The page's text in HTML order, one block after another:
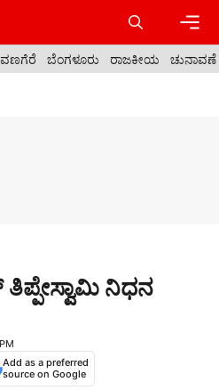
ಬೆಂಗಳೂರು ರಾಜಕೀಯ ಚುನಾವಣೆ
ನಿಧನ
Add as a preferred
source on Google